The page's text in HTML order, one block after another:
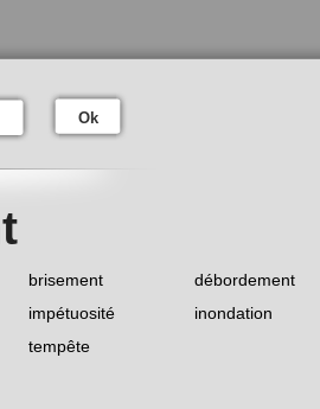
Ok
brisement
débordement
impétuosité
inondation
tempête